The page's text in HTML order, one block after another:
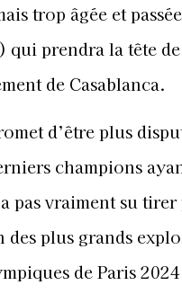
trop âgée et
qui prendra la tête
de Casablanca.
d’être plus
champions
pas vraiment su
des plus grands
de Paris